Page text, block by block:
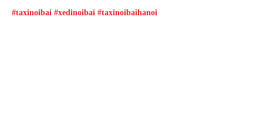
#taxinoibai #xedinoibai #taxinoibaihanoi